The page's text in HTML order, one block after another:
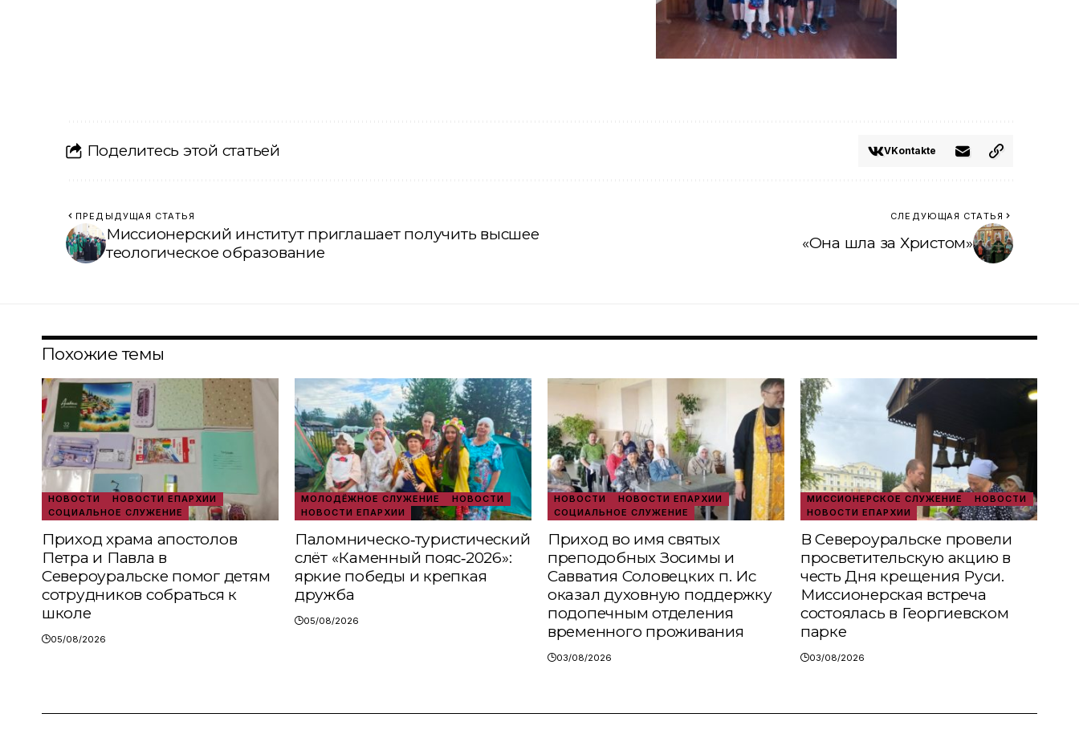
Поделитесь этой статьей VKontakte
ПРЕДЫДУЩАЯ СТАТЬЯ
Миссионерский институт приглашает получить высшее
теологическое образование
СЛЕДУЮЩАЯ СТАТЬЯ
«Она шла за Христом»
Похожие темы
НОВОСТИ
НОВОСТИ ЕПАРХИИ
СОЦИАЛЬНОЕ СЛУЖЕНИЕ
Приход храма апостолов
Петра и Павла в
Североуральске помог детям
сотрудников собраться к
школе
05/08/2026
МОЛОДЁЖНОЕ СЛУЖЕНИЕ
НОВОСТИ
НОВОСТИ ЕПАРХИИ
Паломническо‑туристический
слёт «Каменный пояс‑2026»:
яркие победы и крепкая
дружба
05/08/2026
НОВОСТИ
НОВОСТИ ЕПАРХИИ
СОЦИАЛЬНОЕ СЛУЖЕНИЕ
Приход во имя святых
преподобных Зосимы и
Савватия Соловецких п. Ис
оказал духовную поддержку
подопечным отделения
временного проживания
03/08/2026
МИССИОНЕРСКОЕ СЛУЖЕНИЕ
НОВОСТИ
НОВОСТИ ЕПАРХИИ
В Североуральске провели
просветительскую акцию в
честь Дня крещения Руси.
Миссионерская встреча
состоялась в Георгиевском
парке
03/08/2026